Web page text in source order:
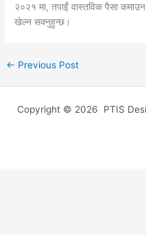
२०२१ मा, तपाईं वास्तविक पैसा
खेल्न सक्नुहुन्छ।
← Previous Post
Copyright © 2026 PTIS